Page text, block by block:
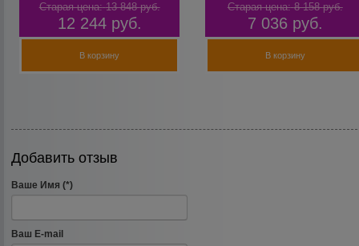
Старая цена: 13 848 руб.
12 244 руб.
В корзину
Старая цена: 8 158 руб.
7 036 руб.
В корзину
Добавить отзыв
Ваше Имя (*)
Ваш E-mail